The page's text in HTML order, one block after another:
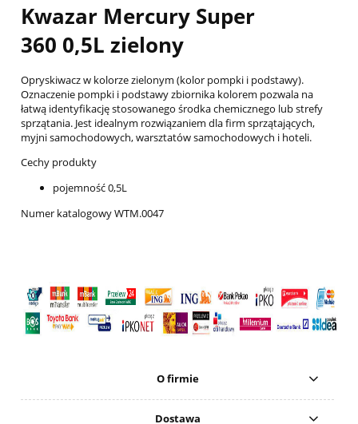
Kwazar Mercury Super
360 0,5L zielony
Opryskiwacz w kolorze zielonym (kolor pompki i podstawy).
Oznaczenie pompki i podstawy zbiornika kolorem pozwala na
łatwą identyfikację stosowanego środka chemicznego lub strefy
sprzątania. Jest idealnym rozwiązaniem dla firm sprzątających,
myjni samochodowych, warsztatów samochodowych i hoteli.
Cechy produkty
pojemność 0,5L
Numer katalogowy WTM.0047
O firmie
Dostawa